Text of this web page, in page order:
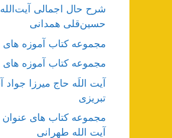
شرح حال اجمالی
حسین‌قلی همدانی
مجموعه کتاب آموزه
مجموعه کتاب آموزه
آیت اللَه حاج میرزا جواد
تبریزی
مجموعه کتاب های
آیت الله طهرانی